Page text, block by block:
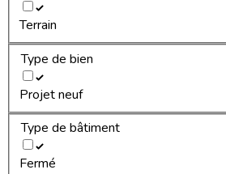
Terrain
Type de bien
Projet neuf
Type de bâtiment
Fermé